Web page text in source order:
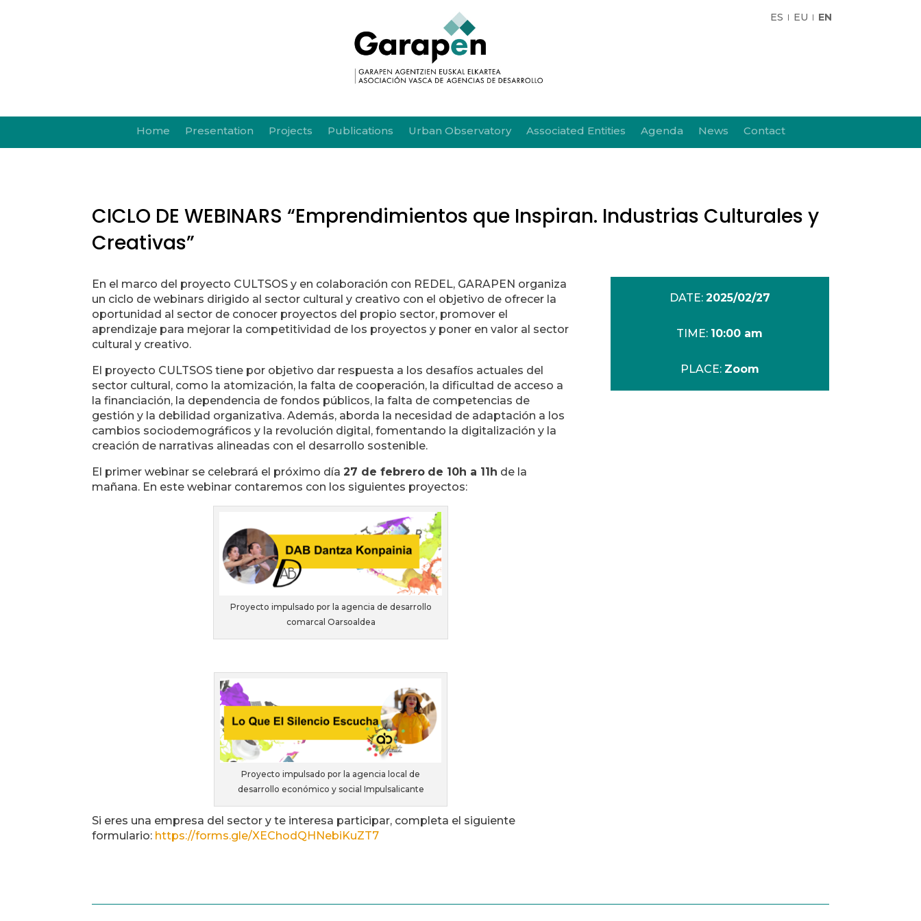
ES EU EN
Home Presentation Projects Publications Urban Observatory Associated Entities Agenda News Contact
CICLO DE WEBINARS “Emprendimientos que Inspiran. Industrias Culturales y
Creativas”
En el marco del proyecto CULTSOS y en colaboración con REDEL, GARAPEN organiza
un ciclo de webinars dirigido al sector cultural y creativo con el objetivo de ofrecer la
oportunidad al sector de conocer proyectos del propio sector, promover el
aprendizaje para mejorar la competitividad de los proyectos y poner en valor al sector
cultural y creativo.
El proyecto CULTSOS tiene por objetivo dar respuesta a los desafíos actuales del
sector cultural, como la atomización, la falta de cooperación, la dificultad de acceso a
la financiación, la dependencia de fondos públicos, la falta de competencias de
gestión y la debilidad organizativa. Además, aborda la necesidad de adaptación a los
cambios sociodemográficos y la revolución digital, fomentando la digitalización y la
creación de narrativas alineadas con el desarrollo sostenible.
El primer webinar se celebrará el próximo día27 de febrero de 10h a 11h de la
mañana. En este webinar contaremos con los siguientes proyectos:
Proyecto impulsado por la agencia de desarrollo
comarcal Oarsoaldea
Proyecto impulsado por la agencia local de
desarrollo económico y social Impulsalicante
Si eres una empresa del sector y te interesa participar, completa el siguiente
formulario: https://forms.gle/XEChodQHNebiKuZT7
DATE: 2025/02/27
TIME: 10:00 am
PLACE: Zoom